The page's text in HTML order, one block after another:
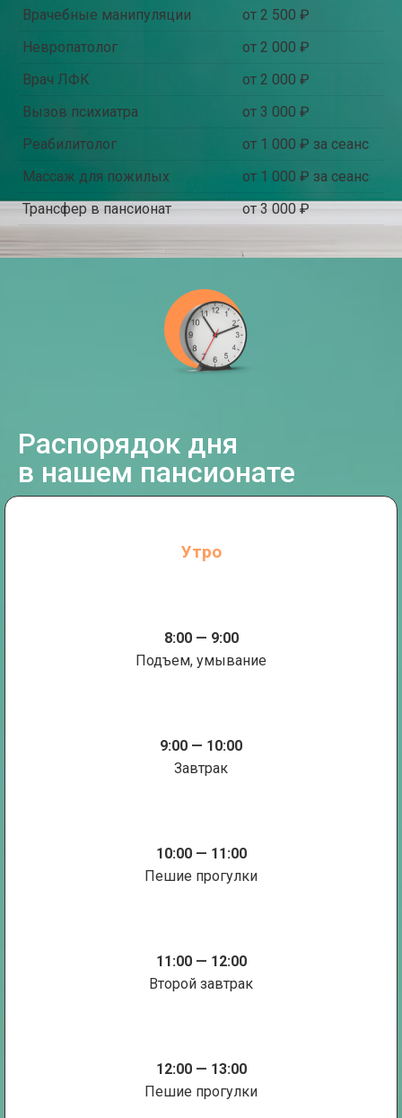
Врачебные манипуляции
от 2 500 ₽
Невропатолог
от 2 000 ₽
Врач ЛФК
от 2 000 ₽
Вызов психиатра
от 3 000 ₽
Реабилитолог
от 1 000 ₽ за сеанс
Массаж для пожилых
от 1 000 ₽ за сеанс
Трансфер в пансионат
от 3 000 ₽
Распорядок дня
в нашем пансионате
Утро
8:00 — 9:00
Подъем, умывание
9:00 — 10:00
Завтрак
10:00 — 11:00
Пешие прогулки
11:00 — 12:00
Второй завтрак
12:00 — 13:00
Пешие прогулки